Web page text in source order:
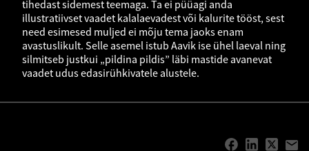
tihedast sidemest teemaga. Ta ei püüagi anda
illustratiivset vaadet kalalaevadest või kalurite tööst, sest
need esimesed muljed ei mõju tema jaoks enam
avastuslikult. Selle asemel istub Aavik ise ühel laeval ning
silmitseb justkui „pildina pildis” läbi mastide avanevat
vaadet udus edasirühkivatele alustele.